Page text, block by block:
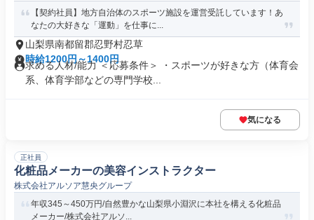
【契約社員】地方自治体のスポーツ施設を運営受託しています！あ
なたの大好きな「運動」を仕事に...
山梨県南都留郡忍野村忍草
時給1200円～1400円
求める人材/能力 ＜応募条件＞ ・スポーツが好きな方（体育会
系、体育学部などの専門学校...
気になる
正社員
化粧品メーカーの美容インストラクター
株式会社アルソア慧央グループ
年収345～450万円/自然豊かな山梨県小淵沢に本社を構える化粧品
メーカー/株式会社アルソ...